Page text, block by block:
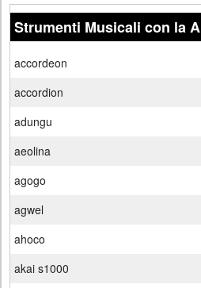
Strumenti Musicali con la A
accordeon
accordion
adungu
aeolina
agogo
agwel
ahoco
akai s1000